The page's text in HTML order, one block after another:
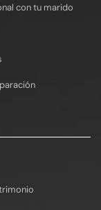
con tu marido